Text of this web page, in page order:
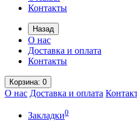
Контакты
Назад
О нас
Доставка и оплата
Контакты
Корзина: 0
О нас Доставка и оплата
Закладки0